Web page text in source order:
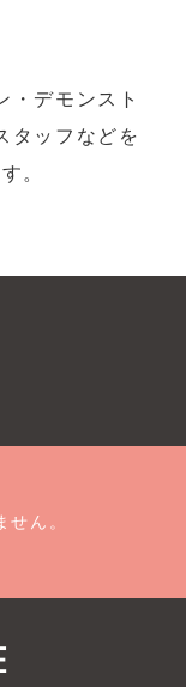
・デモンスト
タッフなどを
。
ん。